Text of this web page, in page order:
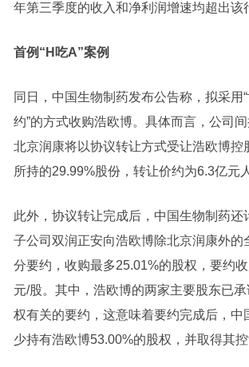
年第三季度的收入和净利润增速均超出该
首例“H吃A”案例
同日，中国生物制药发布公告称，拟采用
约”的方式收购浩欧博。具体而言，公司
北京润康将以协议转让方式受让浩欧博控
所持的29.99%股份，转让价约为6.3亿元
此外，协议转让完成后，中国生物制药还
子公司双润正安向浩欧博除北京润康外的
分要约，收购最多25.01%的股权，要约
元/股。其中，浩欧博的两家主要股东已
权有关的要约，这意味着要约完成后，中
少持有浩欧博53.00%的股权，并取得其控